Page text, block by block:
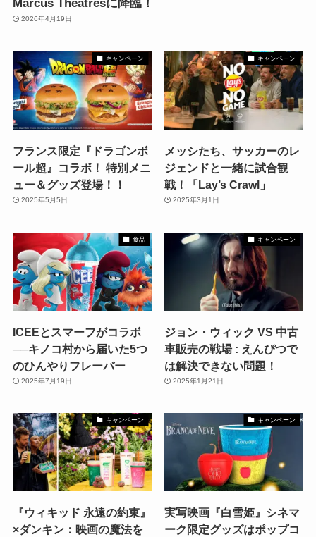
Marcus Theatresに降臨！
2026年4月19日
キャンペーン
フランス限定『ドラゴンボ
ール超』コラボ！ 特別メニ
ュー＆グッズ登場！！
2025年5月5日
キャンペーン
メッシたち、サッカーのレ
ジェンドと一緒に試合観
戦！「Lay’s Crawl」
2025年3月1日
食品
ICEEとスマーフがコラボ
──キノコ村から届いた5つ
のひんやりフレーバー
2025年7月19日
キャンペーン
ジョン・ウィック VS 中古
車販売の戦場 : えんぴつで
は解決できない問題！
2025年1月21日
キャンペーン
『ウィキッド 永遠の約束』
×ダンキン：映画の魔法を
キャンペーン
実写映画『白雪姫』シネマ
ーク限定グッズはポップコ